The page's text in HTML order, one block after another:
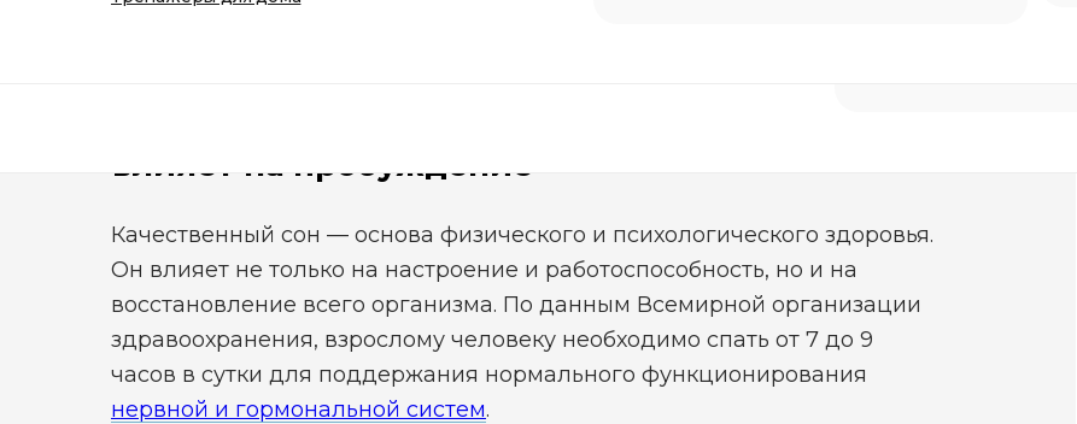
Качественный сон — основа физического и психологического здоровья.
Он влияет не только на настроение и работоспособность, но и на
восстановление всего организма. По данным Всемирной организации
здравоохранения, взрослому человеку необходимо спать от 7 до 9
часов в сутки для поддержания нормального функционирования
нервной и гормональной систем.
влияет на пробуждение